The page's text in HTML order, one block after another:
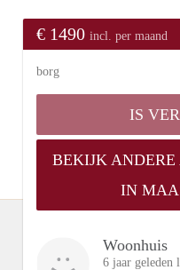
€ 1490 incl. per maand
borg
IS
BEKIJK ANDERE
IN
Woonhuis
6 jaar geleden